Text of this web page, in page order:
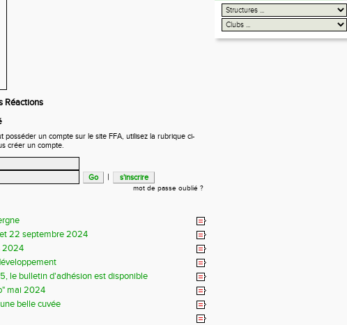
Réactions
posséder un compte sur le site FFA, utilisez la rubrique ci-
créer un compte.
|
mot de passe oublié ?
22 septembre 2024
2024
le bulletin d'adhésion est disponible
mai 2024
belle cuvée